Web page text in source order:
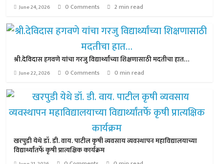
June 24, 2026 0 Comments 2 min read
श्री.देविदास हगवणे यांचा गरजु विद्यार्थ्यांच्या शिक्षणासाठी मदतीचा हात…
June 22, 2026 0 Comments 0 min read
खरपुडी येथे डॉ. डी. वाय. पाटील कृषी व्यवसाय व्यवस्थापन महाविद्यालयाच्या
विद्यार्थ्यांतर्फे कृषी प्रात्यक्षिक कार्यक्रम